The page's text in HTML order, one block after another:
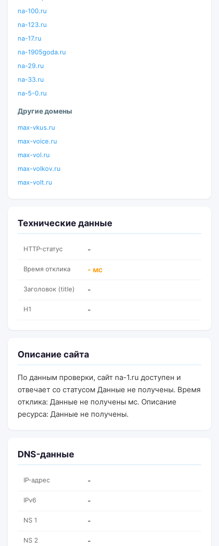
na-100.ru
na-123.ru
na-17.ru
na-1905goda.ru
na-29.ru
na-33.ru
na-5-0.ru
Другие домены
max-vkus.ru
max-voice.ru
max-vol.ru
max-volkov.ru
max-volt.ru
Технические данные
HTTP-статус -
Время отклика - мс
Заголовок (title) -
H1 -
Описание сайта
По данным проверки, сайт na-1.ru доступен и
отвечает со статусом Данные не получены. Время
отклика: Данные не получены мс. Описание
ресурса: Данные не получены.
DNS-данные
IP-адрес -
IPv6 -
NS 1 -
NS 2 -